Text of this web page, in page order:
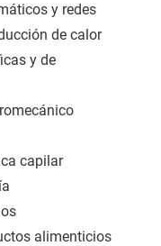
y redes
de calor
y de
capilar
alimenticios